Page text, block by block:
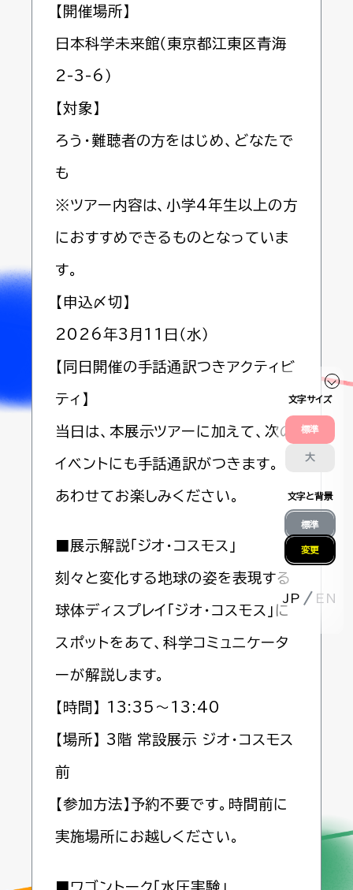
文字サイズ
標準
大
文字と背景
標準
変更
JP EN
【開催場所】
日本科学未来館（東京都江東区青海
2-3-6）
【対象】
ろう・難聴者の方をはじめ、どなたで
も
※ツアー内容は、小学4年生以上の方
におすすめできるものとなっていま
す。
【申込〆切】
2026年3月11日（水）
【同日開催の手話通訳つきアクティビ
ティ】
当日は、本展示ツアーに加えて、次の
イベントにも手話通訳がつきます。
あわせてお楽しみください。
■展示解説「ジオ・コスモス」
刻々と変化する地球の姿を表現する
球体ディスプレイ「ジオ・コスモス」に
スポットをあて、科学コミュニケータ
ーが解説します。
【時間】 13:35～13:40
【場所】 3階 常設展示 ジオ・コスモス
前
【参加方法】予約不要です。時間前に
実施場所にお越しください。